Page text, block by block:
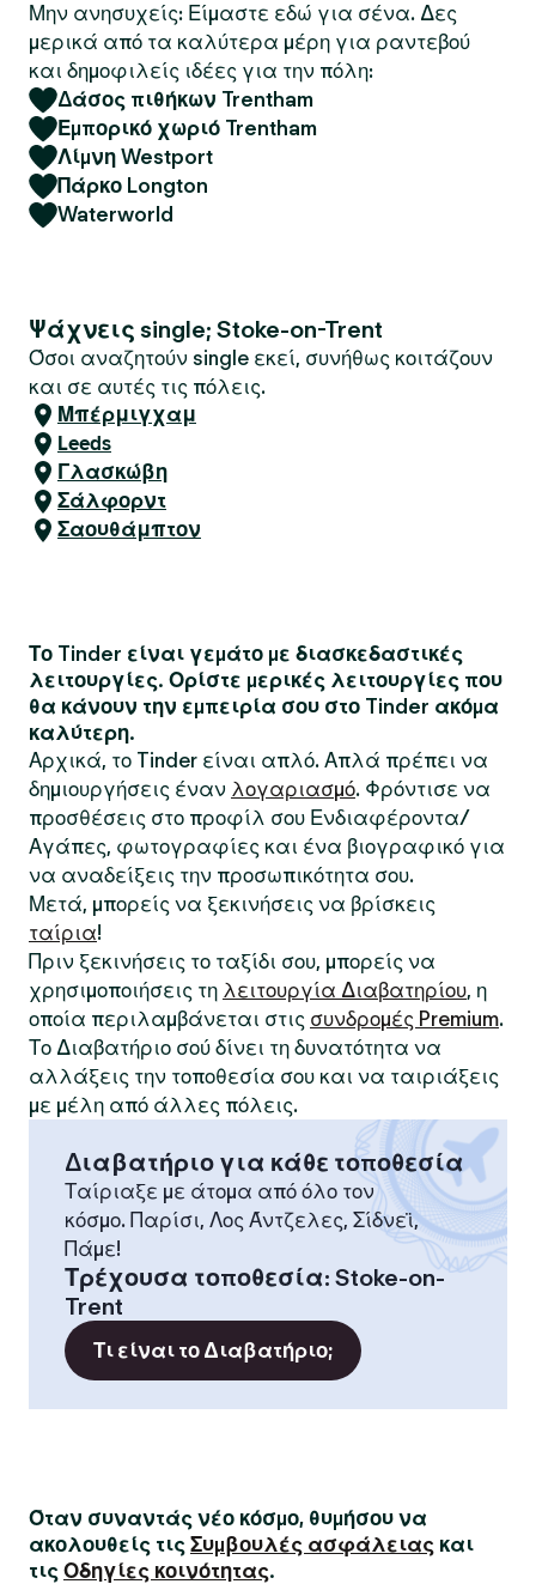
Μην ανησυχείς: Είμαστε εδώ για σένα. Δες
μερικά από τα καλύτερα μέρη για ραντεβού
και δημοφιλείς ιδέες για την πόλη:
Δάσος πιθήκων Trentham
Εμπορικό χωριό Trentham
Λίμνη Westport
Πάρκο Longton
Waterworld
Ψάχνεις single; Stoke-on-Trent
Όσοι αναζητούν single εκεί, συνήθως κοιτάζουν
και σε αυτές τις πόλεις.
Μπέρμιγχαμ
Leeds
Γλασκώβη
Σάλφορντ
Σαουθάμπτον
Το Tinder είναι γεμάτο με διασκεδαστικές
λειτουργίες. Ορίστε μερικές λειτουργίες που
θα κάνουν την εμπειρία σου στο Tinder ακόμα
καλύτερη.
Αρχικά, το Tinder είναι απλό. Απλά πρέπει να
δημιουργήσεις έναν λογαριασμό. Φρόντισε να
προσθέσεις στο προφίλ σου Ενδιαφέροντα/
Αγάπες, φωτογραφίες και ένα βιογραφικό για
να αναδείξεις την προσωπικότητα σου.
Μετά, μπορείς να ξεκινήσεις να βρίσκεις
ταίρια!
Πριν ξεκινήσεις το ταξίδι σου, μπορείς να
χρησιμοποιήσεις τη λειτουργία Διαβατηρίου, η
οποία περιλαμβάνεται στις συνδρομές Premium.
Το Διαβατήριο σού δίνει τη δυνατότητα να
αλλάξεις την τοποθεσία σου και να ταιριάξεις
με μέλη από άλλες πόλεις.
Διαβατήριο για κάθε τοποθεσία
Ταίριαξε με άτομα από όλο τον
κόσμο. Παρίσι, Λος Άντζελες, Σίδνεϊ,
Πάμε!
Τρέχουσα τοποθεσία: Stoke-on-
Trent
Τι είναι το Διαβατήριο;
Όταν συναντάς νέο κόσμο, θυμήσου να
ακολουθείς τις Συμβουλές ασφάλειας και
τις Οδηγίες κοινότητας.